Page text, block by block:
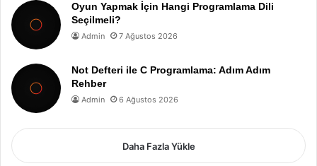
Oyun Yapmak İçin Hangi Programlama Dili
Seçilmeli?
Admin 7 Ağustos 2026
Not Defteri ile C Programlama: Adım Adım
Rehber
Admin 6 Ağustos 2026
Daha Fazla Yükle